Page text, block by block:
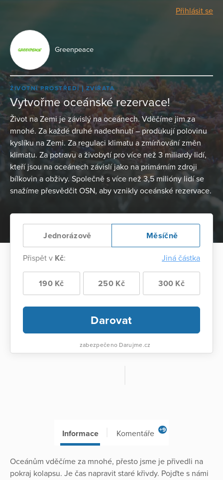
Přihlásit se
Greenpeace
ŽIVOTNÍ PROSTŘEDÍ ZVÍŘATA
Vytvořme oceánské rezervace!
Život na Zemi je závislý na oceánech. Vděčíme jim za
mnohé. Za každé druhé nadechnutí – produkují polovinu
kyslíku na Zemi. Za regulaci klimatu a zmírňování změn
klimatu. Za potravu a živobytí pro více než 3 miliardy lidí,
kteří jsou na oceánech závislí jako na primárním zdroji
bílkovin a obživy. Společně s více než 3,5 milióny lidí se
snažíme přesvědčit OSN, aby vznikly oceánské rezervace.
Jednorázově Měsíčně
Přispět v Kč: Jiná částka
190 Kč 250 Kč 300 Kč
Darovat
zabezpečeno Darujme.cz
Informace Komentáře +9
Oceánům vděčíme za mnohé, přesto jsme je přivedli na
pokraj kolapsu. Je čas napravit staré křivdy. Pojďte s námi